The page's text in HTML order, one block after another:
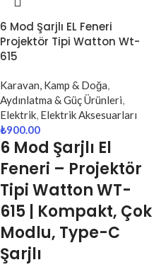
6 Mod Şarjlı EL Feneri
Projektör Tipi Watton Wt-
615
Karavan, Kamp & Doğa,
Aydınlatma & Güç Ürünleri,
Elektrik, Elektrik Aksesuarları
₺900.00
6 Mod Şarjlı El
Feneri – Projektör
Tipi Watton WT-
615 | Kompakt, Çok
Modlu, Type-C
Şarjlı